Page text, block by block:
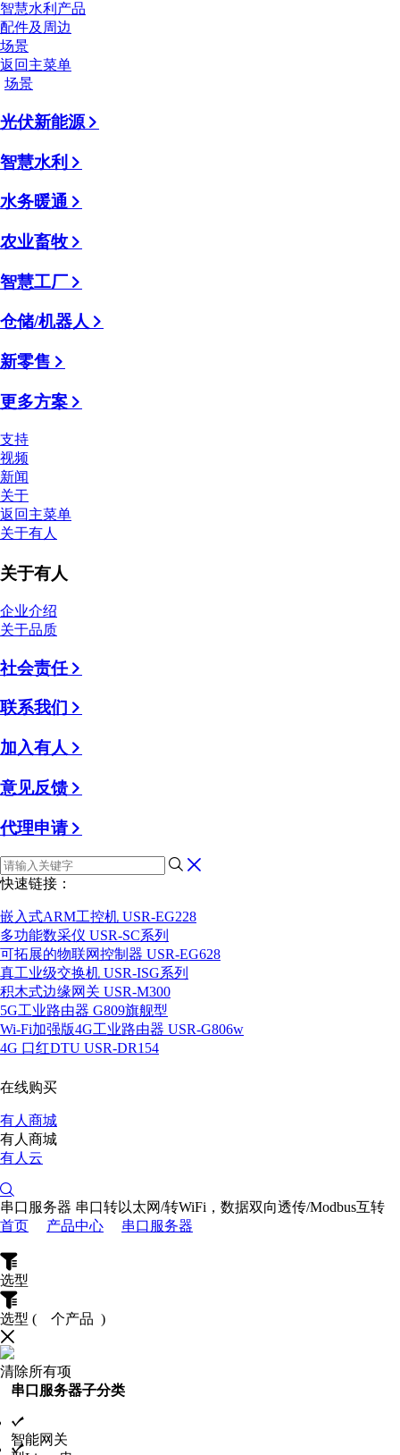
智慧水利产品
配件及周边
场景
返回主菜单
场景
光伏新能源
智慧水利
水务暖通
农业畜牧
智慧工厂
仓储/机器人
新零售
更多方案
支持
视频
新闻
关于
返回主菜单
关于有人
关于有人
企业介绍
关于品质
社会责任
联系我们
加入有人
意见反馈
代理申请
快速链接：
嵌入式ARM工控机 USR-EG228
多功能数采仪 USR-SC系列
可拓展的物联网控制器 USR-EG628
真工业级交换机 USR-ISG系列
积木式边缘网关 USR-M300
5G工业路由器 G809旗舰型
Wi-Fi加强版4G工业路由器 USR-G806w
4G 口红DTU USR-DR154
在线购买
有人商城
有人商城
有人云
串口服务器 串口转以太网/转WiFi，数据双向透传/Modbus互转
首页
产品中心 串口服务器
选型
选型 ( 个产品 )
清除所有项
串口服务器子分类
智能网关